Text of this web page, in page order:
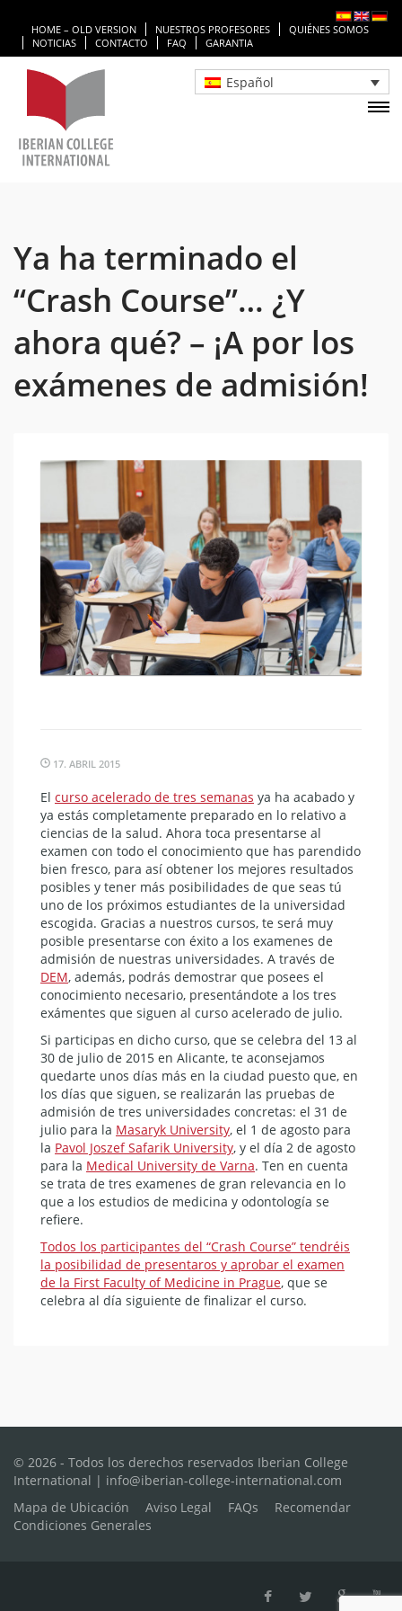
HOME – OLD VERSION NUESTROS PROFESORES
QUIÉNES SOMOS
NOTICIAS
CONTACTO FAQ GARANTIA
Español
Ya ha terminado el
“Crash Course”… ¿Y
ahora qué? – ¡A por los
exámenes de admisión!
17. ABRIL 2015
El curso acelerado de tres semanas ya ha acabado y
ya estás completamente preparado en lo relativo a
ciencias de la salud. Ahora toca presentarse al
examen con todo el conocimiento que has parendido
bien fresco, para así obtener los mejores resultados
posibles y tener más posibilidades de que seas tú
uno de los próximos estudiantes de la universidad
escogida. Gracias a nuestros cursos, te será muy
posible presentarse con éxito a los examenes de
admisión de nuestras universidades. A través de
DEM, además, podrás demostrar que posees el
conocimiento necesario, presentándote a los tres
exámentes que siguen al curso acelerado de julio.
Si participas en dicho curso, que se celebra del 13 al
30 de julio de 2015 en Alicante, te aconsejamos
quedarte unos días más en la ciudad puesto que, en
los días que siguen, se realizarán las pruebas de
admisión de tres universidades concretas: el 31 de
julio para la Masaryk University, el 1 de agosto para
la Pavol Joszef Safarik University, y el día 2 de agosto
para la Medical University de Varna. Ten en cuenta
se trata de tres examenes de gran relevancia en lo
que a los estudios de medicina y odontología se
refiere.
Todos los participantes del “Crash Course” tendréis
la posibilidad de presentaros y aprobar el examen
de la First Faculty of Medicine in Prague, que se
celebra al día siguiente de finalizar el curso.
© 2026 - Todos los derechos reservados Iberian College
International | info@iberian-college-international.com
Mapa de Ubicación
Aviso Legal FAQs
Recomendar
Condiciones Generales